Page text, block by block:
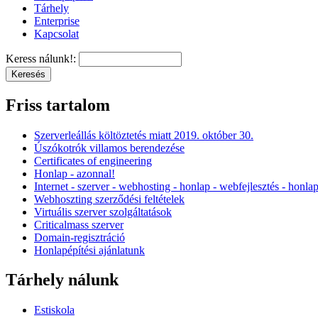
Tárhely
Enterprise
Kapcsolat
Keress nálunk!:
Friss tartalom
Szerverleállás költöztetés miatt 2019. október 30.
Úszókotrók villamos berendezése
Certificates of engineering
Honlap - azonnal!
Internet - szerver - webhosting - honlap - webfejlesztés -
Webhoszting szerződési feltételek
Virtuális szerver szolgáltatások
Criticalmass szerver
Domain-regisztráció
Honlapépítési ajánlatunk
Tárhely nálunk
Estiskola